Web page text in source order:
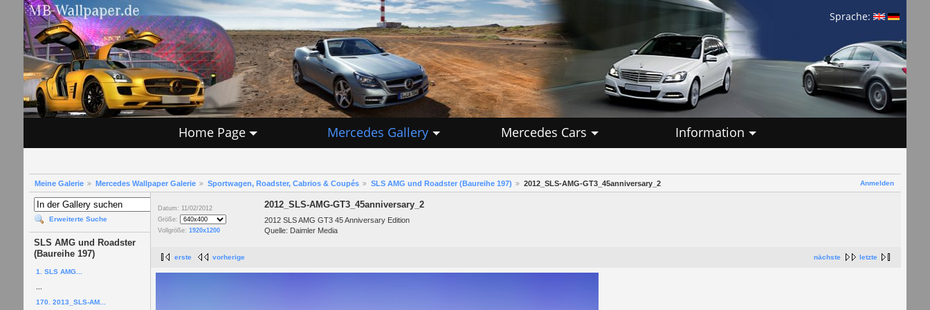
Sprache:
Home Page Mercedes Gallery Mercedes Cars Information
Anmelden
Meine Galerie Mercedes Wallpaper Galerie Sportwagen, Roadster, Cabrios & Coupés SLS AMG und Roadster (Baureihe 197) 2012_SLS-AMG-GT3_45anniversary_2
Erweiterte Suche
SLS AMG und Roadster
(Baureihe 197)
1. SLS AMG...
170. 2013_SLS-AM...
Datum: 11/02/2012
Größe:
Vollgröße: 1920x1200
2012_SLS-AMG-GT3_45anniversary_2
2012 SLS AMG GT3 45 Anniversary Edition
Quelle: Daimler Media
nächste letzte
erste vorherige